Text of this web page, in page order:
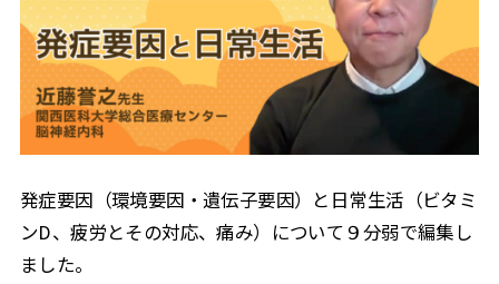
発症要因（環境要因・遺伝子要因）と日常生活（ビタミ
ンD、疲労とその対応、痛み）について９分弱で編集し
ました。